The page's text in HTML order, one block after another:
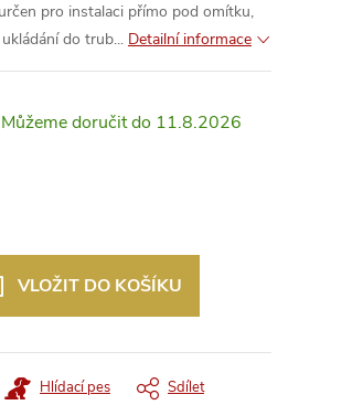
pro instalaci přímo pod omítku,
do trub... Detailní informace
11.8.2026
VLOŽIT DO KOŠÍKU
Hlídací pes Sdílet